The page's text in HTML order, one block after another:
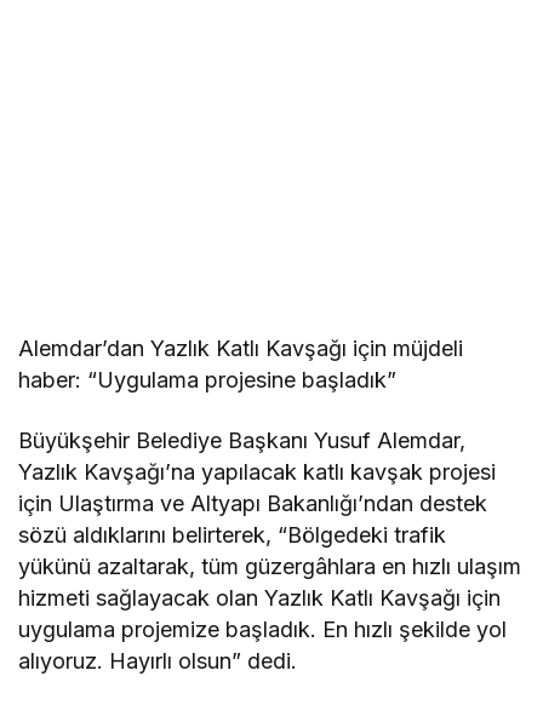
Alemdar’dan Yazlık Katlı Kavşağı için müjdeli
haber: “Uygulama projesine başladık”
Büyükşehir Belediye Başkanı Yusuf Alemdar,
Yazlık Kavşağı’na yapılacak katlı kavşak projesi
için Ulaştırma ve Altyapı Bakanlığı’ndan destek
sözü aldıklarını belirterek, “Bölgedeki trafik
yükünü azaltarak, tüm güzergâhlara en hızlı ulaşım
hizmeti sağlayacak olan Yazlık Katlı Kavşağı için
uygulama projemize başladık. En hızlı şekilde yol
alıyoruz. Hayırlı olsun” dedi.